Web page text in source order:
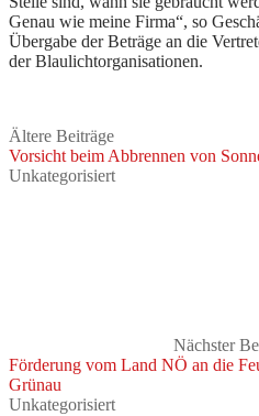
Genau wie meine Firma“, so
Übergabe der Beträge an die
der Blaulichtorganisationen.
Ältere Beiträge
Vorsicht beim Abbrennen von
Unkategorisiert
Nächster
Förderung vom Land NÖ an die
Grünau
Unkategorisiert